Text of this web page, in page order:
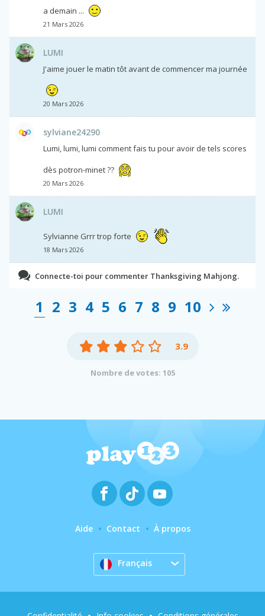
a demain ...
21 Mars 2026
LUMI
J'aime jouer le matin tôt avant de commencer ma journée
20 Mars 2026
sylviane24290
Lumi, lumi, lumi comment fais tu pour avoir de tels scores
dès potron-minet ??
20 Mars 2026
LUMI
Sylvianne Grrr trop forte
18 Mars 2026
Connecte-toi pour commenter Thanksgiving Mahjong.
1 2 3 4 5 6 7 8 9 10
3.9
Nombre de votes: 105
Aide Contact À propos
Français